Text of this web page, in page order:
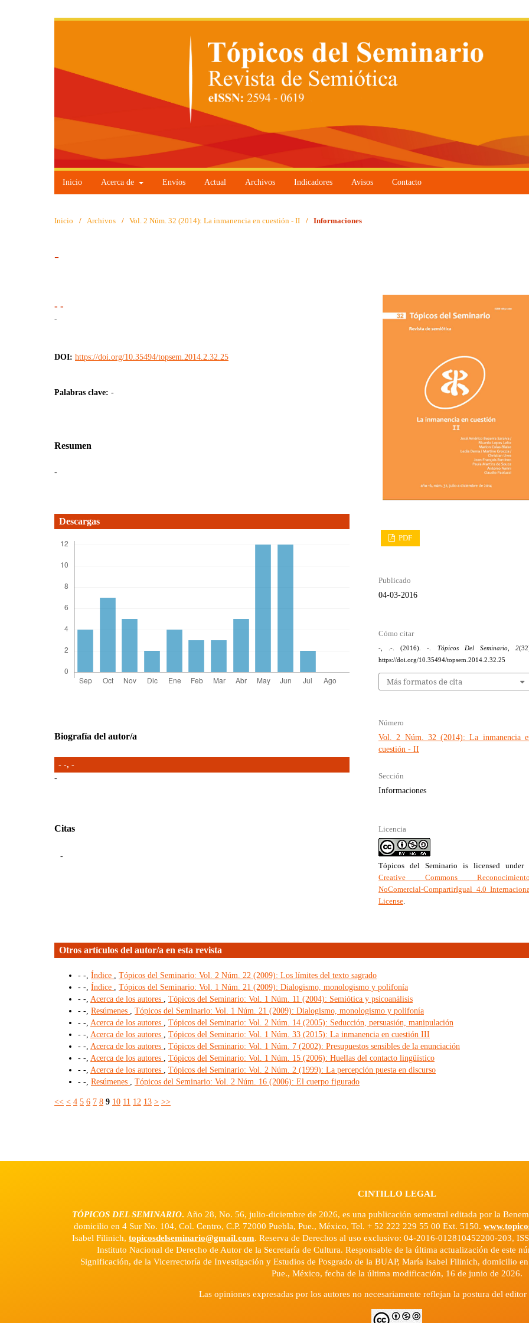
Inicio Acerca de Envíos Actual Archivos Indicadores Avisos Contacto
Inicio / Archivos / Vol. 2 Núm. 32 (2014): La inmanencia en cuestión - II / Informaciones
-
- -
-
DOI: https://doi.org/10.35494/topsem.2014.2.32.25
Palabras clave: -
Resumen
-
Descargas
Biografía del autor/a
- -, -
-
Citas
-
PDF
Publicado
04-03-2016
Cómo citar
-, .-. (2016). -. Tópicos Del Seminario, 2
https://doi.org/10.35494/topsem.2014.2.32.25
Más formatos de cita
Número
Vol. 2 Núm. 32 (2014): La inmanencia
cuestión - II
Sección
Informaciones
Licencia
Tópicos del Seminario is licensed under
Creative Commons
NoComercial-CompartirIgual 4.0
License
Otros artículos del autor/a en esta revista
- -, Índice , Tópicos del Seminario: Vol. 2 Núm. 22 (2009): Los límites del texto sagrado
- -, Índice , Tópicos del Seminario: Vol. 1 Núm. 21 (2009): Dialogismo, monologismo y polifonía
- -, Acerca de los autores , Tópicos del Seminario: Vol. 1 Núm. 11 (2004): Semiótica y psicoanálisis
- -, Resúmenes , Tópicos del Seminario: Vol. 1 Núm. 21 (2009): Dialogismo, monologismo y polifonía
- -, Acerca de los autores , Tópicos del Seminario: Vol. 2 Núm. 14 (2005): Seducción, persuasión, manipulación
- -, Acerca de los autores , Tópicos del Seminario: Vol. 1 Núm. 33 (2015): La inmanencia en cuestión III
- -, Acerca de los autores , Tópicos del Seminario: Vol. 1 Núm. 7 (2002): Presupuestos sensibles de la enunciación
- -, Acerca de los autores , Tópicos del Seminario: Vol. 1 Núm. 15 (2006): Huellas del contacto lingüístico
- -, Acerca de los autores , Tópicos del Seminario: Vol. 2 Núm. 2 (1999): La percepción puesta en discurso
- -, Resúmenes , Tópicos del Seminario: Vol. 2 Núm. 16 (2006): El cuerpo figurado
<< < 4 5 6 7 8 9 10 11 12 13 > >>
CINTILLO LEGAL
TÓPICOS DEL SEMINARIO. Año 28, No. 56, julio-diciembre de 2026, es una publicación semestral editada por la
domicilio en 4 Sur No. 104, Col. Centro, C.P. 72000 Puebla, Pue., México, Tel. + 52 222 229 55 00 Ext. 5150.
Isabel Filinich, topicosdelseminario@gmail.com. Reserva de Derechos al uso exclusivo: 04-2016-012810452200-203,
Instituto Nacional de Derecho de Autor de la Secretaría de Cultura. Responsable de la última actualización de este
Significación, de la Vicerrectoría de Investigación y Estudios de Posgrado de la BUAP, María Isabel Filinich, domicilio
Pue., México, fecha de la última modificación, 16 de junio de 2026.
Las opiniones expresadas por los autores no necesariamente reflejan la postura del